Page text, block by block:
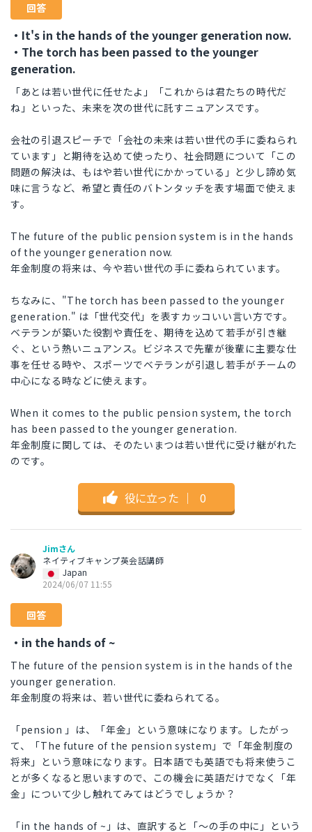
回答
・It's in the hands of the younger generation now.
・The torch has been passed to the younger
generation.
「あとは若い世代に任せたよ」「これからは君たちの時代だ
ね」といった、未来を次の世代に託すニュアンスです。
会社の引退スピーチで「会社の未来は若い世代の手に委ねられ
ています」と期待を込めて使ったり、社会問題について「この
問題の解決は、もはや若い世代にかかっている」と少し諦め気
味に言うなど、希望と責任のバトンタッチを表す場面で使えま
す。
The future of the public pension system is in the hands
of the younger generation now.
年金制度の将来は、今や若い世代の手に委ねられています。
ちなみに、"The torch has been passed to the younger
generation." は「世代交代」を表すカッコいい言い方です。
ベテランが築いた役割や責任を、期待を込めて若手が引き継
ぐ、という熱いニュアンス。ビジネスで先輩が後輩に主要な仕
事を任せる時や、スポーツでベテランが引退し若手がチームの
中心になる時などに使えます。
When it comes to the public pension system, the torch
has been passed to the younger generation.
年金制度に関しては、そのたいまつは若い世代に受け継がれた
のです。
役に立った ｜ 0
Jimさん
ネイティブキャンプ英会話講師
Japan
2024/06/07 11:55
回答
・in the hands of ~
The future of the pension system is in the hands of the
younger generation.
年金制度の将来は、若い世代に委ねられてる。
「pension 」は、「年金」という意味になります。したがっ
て、「The future of the pension system」で「年金制度の
将来」という意味になります。日本語でも英語でも将来使うこ
とが多くなると思いますので、この機会に英語だけでなく「年
金」について少し触れてみてはどうでしょうか？
「in the hands of ~」は、直訳すると「～の手の中に」という